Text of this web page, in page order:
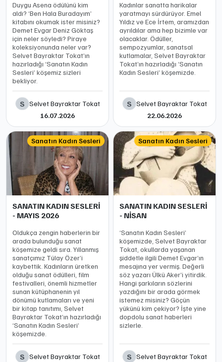
Duygu Asena ödülünü kim
aldı? ‘Ben Hala Buradayım’
kitabını okumak ister misiniz?
Demet Evgar Deniz Göktaş
için neler söyledi? Piraye
koleksiyonunda neler var?
Selvet Bayraktar Tokat’ın
hazırladığı ‘Sanatın Kadın
Sesleri’ köşemiz sizleri
bekliyor.
S Selvet Bayraktar Tokat
16.07.2026
Kadınlar sanatta harikalar
yaratmayı sürdürüyor. Emel
Yıldız ve Ece İrtem, aramızdan
ayrıldılar ama hep bizimle var
olacaklar. Ödüller,
sempozyumlar, sanatsal
kutlamalar, Selvet Bayraktar
Tokat’ın hazırladığı ‘Sanatın
Kadın Sesleri’ köşemizde.
S Selvet Bayraktar Tokat
22.06.2026
Sanatın Kadın Sesleri
SANATIN KADIN SESLERİ
- MAYIS 2026
Oldukça zengin haberlerin bir
arada bulunduğu sanat
köşemize geldi sıra. Yıllanmış
sanatçımız Tülay Özer’i
kaybettik. Kadınların üretken
olduğu sanat ödülleri, film
festivalleri, önemli hizmetler
sunan kütüphanenin yıl
dönümü kutlamaları ve yeni
bir kitap tanıtımı, Selvet
Bayraktar Tokat’ın hazırladığı
‘Sanatın Kadın Sesleri’
köşemizde.
S Selvet Bayraktar Tokat
Sanatın Kadın Sesleri
SANATIN KADIN SESLERİ
- NİSAN
‘Sanatın Kadın Sesleri’
köşemizde, Selvet Bayraktar
Tokat, okullarda yaşanan
şiddetle ilgili Demet Evgar’ın
mesajına yer vermiş. Değerli
söz yazarı Ülkü Aker’i yitirdik.
Hangi şarkıların sözlerini
yazdığını bir arada görmek
istemez misiniz? Göçün
yükünü kim çekiyor? İşte yine
dopdolu sanat haberleri
sizlerle.
S Selvet Bayraktar Tokat